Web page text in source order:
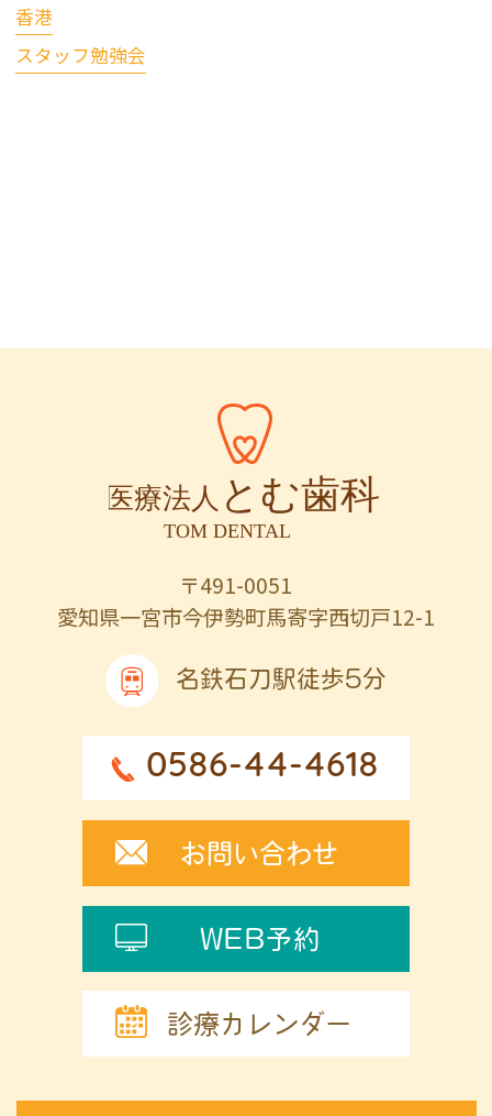
香港
スタッフ勉強会
〒491-0051
愛知県一宮市今伊勢町馬寄字西切戸12-1
名鉄石刀駅徒歩5分
0586-44-4618
お問い合わせ
WEB予約
診療カレンダー